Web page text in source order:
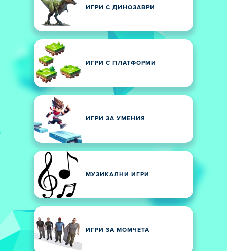
ИГРИ С ДИНОЗАВРИ
ИГРИ С ПЛАТФОРМИ
ИГРИ ЗА УМЕНИЯ
МУЗИКАЛНИ ИГРИ
ИГРИ ЗА МОМЧЕТА